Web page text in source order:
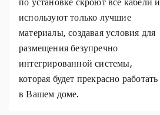
используют только лучшие
материалы, создавая условия для
размещения безупречно
интегрированной системы,
которая будет прекрасно работать
в Вашем доме.